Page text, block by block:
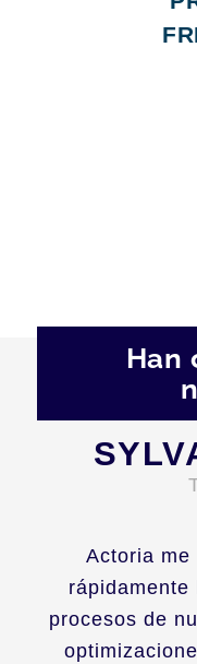
Han
Actoria
procesos de